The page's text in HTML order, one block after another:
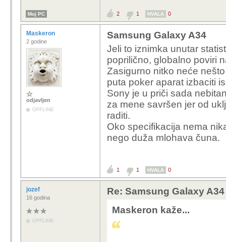
Moj PC 2 1 HVALA 0
Maskeron
2 godine
odjavljen
OFFLINE
Samsung Galaxy A34
Jeli to iznimka unutar
poprilično, globalno poviri
Zasigurno nitko neće
puta poker aparat izbaciti
Sony je u priči sada
za mene savršen jer od
raditi.
Oko specifikacija nema
nego duža mlohava čuna.
1 1 HVALA 0
jozef
16 godina
OFFLINE
Re: Samsung Galaxy A34
Maskeron kaže...